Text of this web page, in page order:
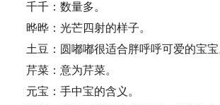
千千：数量多。
晔晔：光芒四射的样子。
土豆：圆嘟嘟很适合胖呼呼可爱的宝宝
芹菜：意为芹菜。
元宝：手中宝的含义。